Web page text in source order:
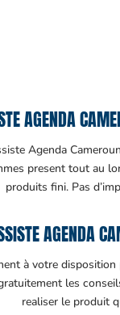
AGENDA
Agenda
present tout au
produits fini. Pas
AGENDA
à votre
les
realiser le produit